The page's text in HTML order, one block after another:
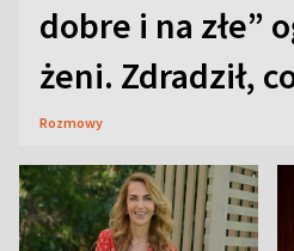
dobre i na złe”
żeni. Zdradził,
Rozmowy